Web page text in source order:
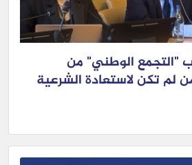
"التجمع الوطني" من
لم تكن لاستعادة الشرعية